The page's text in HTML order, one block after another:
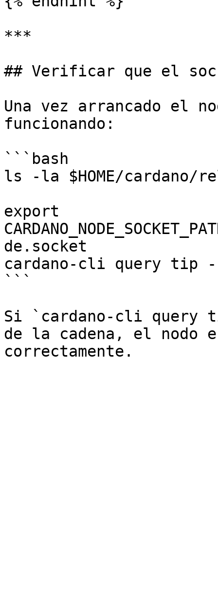
***
## Verificar que el
Una vez arrancado el
funcionando:
```bash
ls -la $HOME/cardano/
export
de.socket
cardano-cli query tip
```
Si `cardano-cli query
de la cadena, el nodo